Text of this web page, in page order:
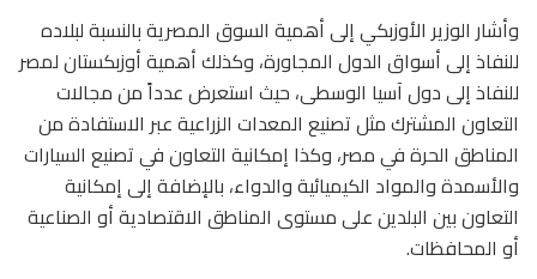
وأشار الوزير الأوزبكي إلى أهمية السوق المصرية بالنسبة لبلاده
للنفاذ إلى أسواق الدول المجاورة، وكذلك أهمية أوزبكستان لمصر
للنفاذ إلى دول آسيا الوسطى، حيث استعرض عدداً من مجالات
التعاون المشترك مثل تصنيع المعدات الزراعية عبر الاستفادة من
المناطق الحرة في مصر، وكذا إمكانية التعاون في تصنيع السيارات
والأسمدة والمواد الكيميائية والدواء، بالإضافة إلى إمكانية
التعاون بين البلدين على مستوى المناطق الاقتصادية أو الصناعية
أو المحافظات.